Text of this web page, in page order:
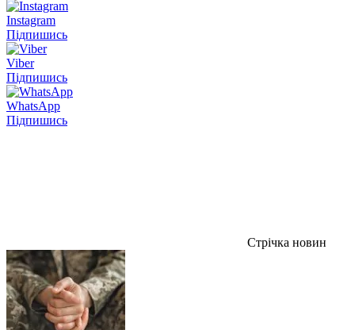
Instagram
Підпишись
Viber
Підпишись
WhatsApp
Підпишись
Стрічка новин